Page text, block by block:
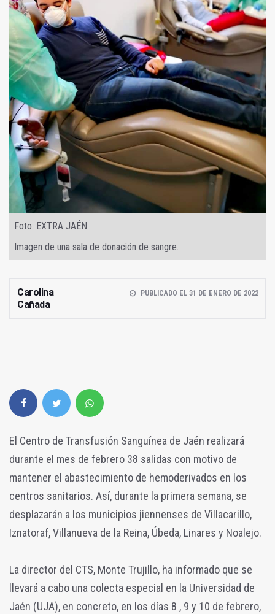
Foto: EXTRA JAÉN
Imagen de una sala de donación de sangre.
Carolina
Cañada
PUBLICADO EL 31 DE ENERO DE 2022
El Centro de Transfusión Sanguínea de Jaén realizará
durante el mes de febrero 38 salidas con motivo de
mantener el abastecimiento de hemoderivados en los
centros sanitarios. Así, durante la primera semana, se
desplazarán a los municipios jiennenses de Villacarillo,
Iznatoraf, Villanueva de la Reina, Úbeda, Linares y Noalejo.
La director del CTS, Monte Trujillo, ha informado que se
llevará a cabo una colecta especial en la Universidad de
Jaén (UJA), en concreto, en los días 8 , 9 y 10 de febrero,